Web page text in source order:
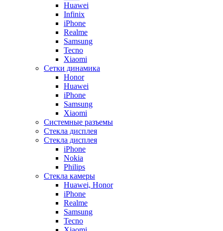
Huawei
Infinix
iPhone
Realme
Samsung
Tecno
Xiaomi
Сетки динамика
Honor
Huawei
iPhone
Samsung
Xiaomi
Системные разъемы
Стекла дисплея
Стекла дисплея
iPhone
Nokia
Philips
Стекла камеры
Huawei, Honor
iPhone
Realme
Samsung
Tecno